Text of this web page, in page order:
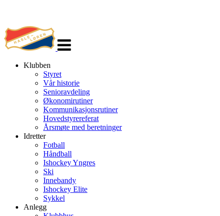
navigasjon
Klubben
Styret
Vår historie
Senioravdeling
Økonomirutiner
Kommunikasjonsrutiner
Hovedstyrereferat
Årsmøte med beretninger
Idretter
Fotball
Håndball
Ishockey Yngres
Ski
Innebandy
Ishockey Elite
Sykkel
Anlegg